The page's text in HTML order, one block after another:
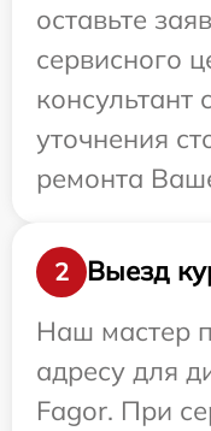
оставьте
сервисного
консультант
уточнения
ремонта
2
Выезд
Наш мастер
адресу для
Fagor. При